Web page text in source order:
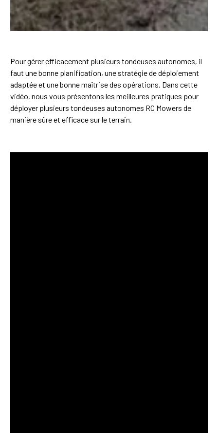
Pour gérer efficacement plusieurs tondeuses autonomes, il
faut une bonne planification, une stratégie de déploiement
adaptée et une bonne maîtrise des opérations. Dans cette
vidéo, nous vous présentons les meilleures pratiques pour
déployer plusieurs tondeuses autonomes RC Mowers de
manière sûre et efficace sur le terrain.